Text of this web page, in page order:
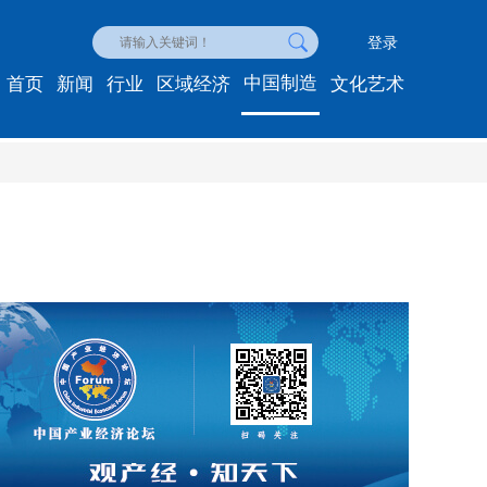
登录
首页 新闻 行业 区域经济 中国制造 文化艺术